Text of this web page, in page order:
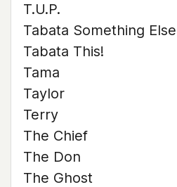
T.U.P.
Tabata Something Else
Tabata This!
Tama
Taylor
Terry
The Chief
The Don
The Ghost